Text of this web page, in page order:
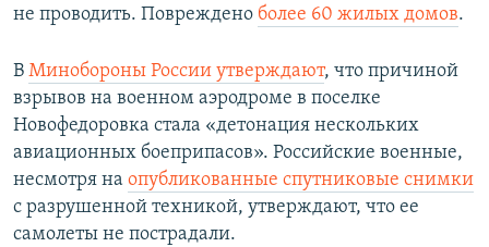
не проводить. Повреждено более 60 жилых домов.
В Минобороны России утверждают, что причиной
взрывов на военном аэродроме в поселке
Новофедоровка стала «детонация нескольких
авиационных боеприпасов». Российские военные,
несмотря на опубликованные спутниковые снимки
с разрушенной техникой, утверждают, что ее
самолеты не пострадали.